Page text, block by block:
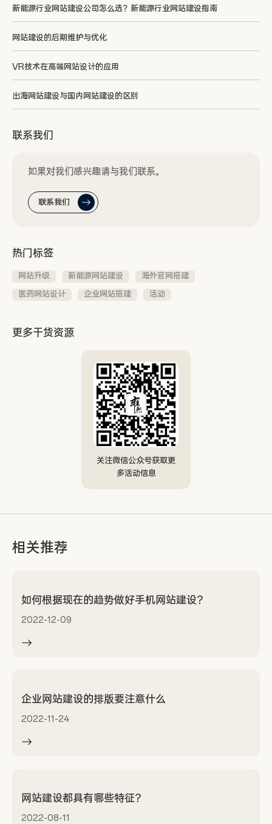
新能源行业网站建设公司怎么选？新能源行业网站建设指南
网站建设的后期维护与优化
VR技术在高端网站设计的应用
出海网站建设与国内网站建设的区别
联系我们
如果对我们感兴趣请与我们联系。
联系我们
热门标签
网站升级 新能源网站建设
海外官网搭建
医药网站设计
企业网站搭建 活动
更多干货资源
关注微信公众号获取更
多活动信息
相关推荐
如何根据现在的趋势做好手机网站建设？
2022-12-09
企业网站建设的排版要注意什么
2022-11-24
网站建设都具有哪些特征？
2022-08-11